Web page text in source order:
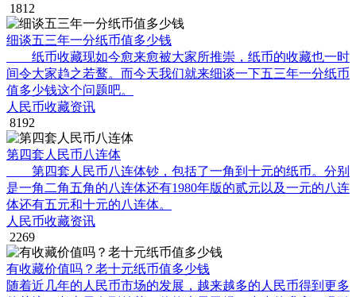
1812
细谈五三年一分纸币值多少钱
纸币收藏现如今愈来愈被大家所推崇，纸币的收藏也一时
间令大家趋之若鹜。而今天我们就来细谈一下五三年一分纸币
值多少钱这个问题吧。
人民币收藏资讯
8192
第四套人民币八连体
第四套人民币八连体钞，包括了一角到十元的纸币。分别
是一角二角五角的八连体还有1980年版的贰元以及一元的八连
体还有五元和十元的八连体。
人民币收藏资讯
2269
有收藏价值吗？老十元纸币值多少钱
随着近几年的人民币市场的发展，越来越多的人民币得到更多